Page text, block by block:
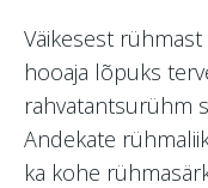
Väikesest rühmast
hooaja lõpuks
rahvatantsurühm
Andekate
ka kohe